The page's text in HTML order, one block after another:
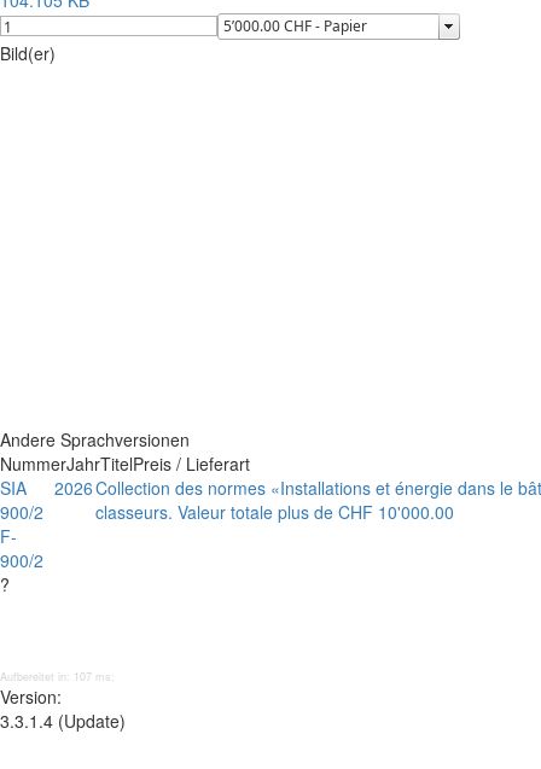
Bild(er)
Andere Sprachversionen
NummerJahrTitelPreis / Lieferart
SIA
900/2
F-
900/2
?
2026Collection des normes «Installations et énergie dans le
classeurs. Valeur totale plus de CHF 10'000.00
Aufbereitet in: 107 ms;
Version:
3.3.1.4 (Update)